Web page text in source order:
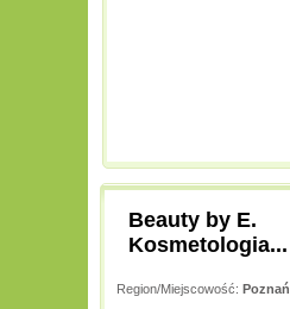
Beauty by E.
Kosmetologia...
Region/Miejscowość: Poznań